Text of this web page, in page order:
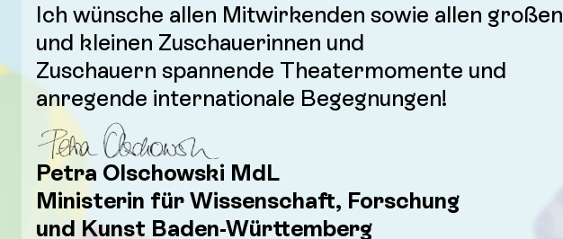
Ich wünsche allen Mitwirkenden sowie allen großen
und kleinen Zuschauerinnen und
Zuschauern spannende Theatermomente und
anregende internationale Begegnungen!
Petra Olschowski MdL
Ministerin für Wissenschaft, Forschung
und Kunst Baden-Württemberg